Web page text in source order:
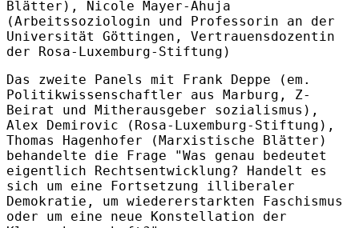
Blätter), Nicole Mayer-Ahuja
(Arbeitssoziologin und Professorin an der
Universität Göttingen, Vertrauensdozentin
der Rosa-Luxemburg-Stiftung)
Das zweite Panels mit Frank Deppe (em.
Politikwissenschaftler aus Marburg, Z-
Beirat und Mitherausgeber sozialismus),
Alex Demirovic (Rosa-Luxemburg-Stiftung),
Thomas Hagenhofer (Marxistische Blätter)
behandelte die Frage "Was genau bedeutet
eigentlich Rechtsentwicklung? Handelt es
sich um eine Fortsetzung illiberaler
Demokratie, um wiedererstarkten Faschismus
oder um eine neue Konstellation der